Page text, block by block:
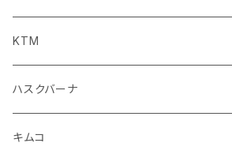
スポイラー系
シートカバー
その他
フォグランプ
ミラー系
足回り
サスペンション
フェンダー系
足回り
サスペンション
ブレーキ・クラッチレバー
ブレーキ系
ブレーキクラッチレバー
フェンダー系
ミラー
ブレーキ系
クラッチブレーキレバー
フェンダー系
KTM
ミラー
ハスクバーナ
ミラー
キムコ